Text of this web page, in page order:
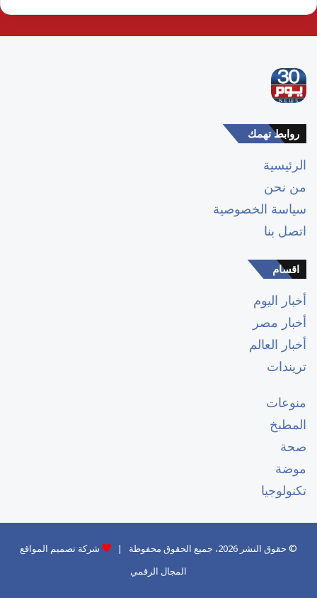
روابط تهمك
الرئيسية
من نحن
سياسة الخصوصية
اتصل بنا
اقسام
أخبار اليوم
أخبار مصر
أخبار العالم
تريندات
منوعات
المطبخ
صحة
موضة
تكنولوجيا
© حقوق النشر 2026، جميع الحقوق محفوظة |
شركة تصميم المواقع
المجال الرقمي